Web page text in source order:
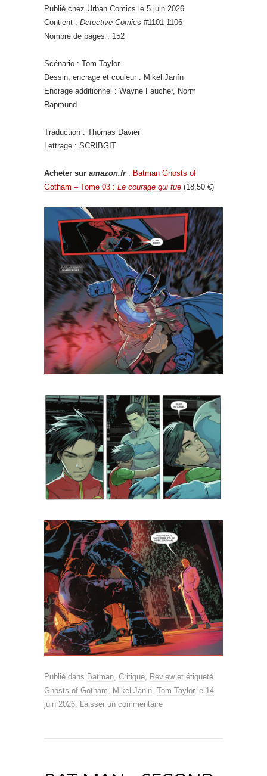
Publié chez Urban Comics le 5 juin 2026.
Contient : Detective Comics #1101-1106
Nombre de pages : 152
Scénario : Tom Taylor
Dessin, encrage et couleur : Mikel Janín
Encrage additionnel : Wayne Faucher, Norm
Rapmund
Traduction : Thomas Davier
Lettrage : SCRIBGIT
Acheter sur amazon.fr: Batman Ghosts of
Gotham – Tome 03 : Le courage qui tue (18,50 €)
Publié dans Batman, Critique, Reviewet étiqueté
Ghosts of Gotham, Mikel Janin, Tom Taylor le 14
juin 2026. Laisser un commentaire